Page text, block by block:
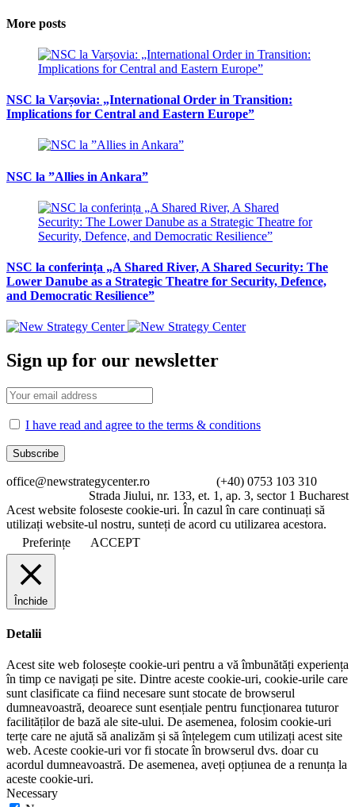
More posts
NSC la Varșovia: „International Order in Transition:
Implications for Central and Eastern Europe”
NSC la ”Allies in Ankara”
NSC la conferința „A Shared River, A Shared Security: The
Lower Danube as a Strategic Theatre for Security, Defence,
and Democratic Resilience”
Sign up for our newsletter
I have read and agree to the terms & conditions
office@newstrategycenter.ro (+40) 0753 103 310
Strada Jiului, nr. 133, et. 1, ap. 3, sector 1 Bucharest
Acest website foloseste cookie-uri. În cazul în care continuați să
utilizați website-ul nostru, sunteți de acord cu utilizarea acestora.
Preferințe
ACCEPT
Închide
Detalii
Acest site web folosește cookie-uri pentru a vă îmbunătăți experiența
în timp ce navigați pe site. Dintre aceste cookie-uri, cookie-urile care
sunt clasificate ca fiind necesare sunt stocate de browserul
dumneavoastră, deoarece sunt esențiale pentru funcționarea tuturor
facilităților de bază ale site-ului. De asemenea, folosim cookie-uri
terțe care ne ajută să analizăm și să înțelegem cum utilizați acest site
web. Aceste cookie-uri vor fi stocate în browserul dvs. doar cu
acordul dumneavoastră. De asemenea, aveți opțiunea de a renunța la
aceste cookie-uri.
Necessary